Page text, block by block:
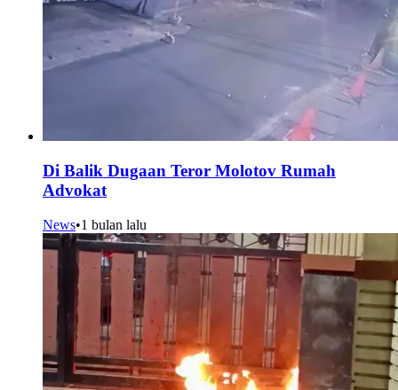
Di Balik Dugaan Teror Molotov Rumah
Advokat
News•1 bulan lalu